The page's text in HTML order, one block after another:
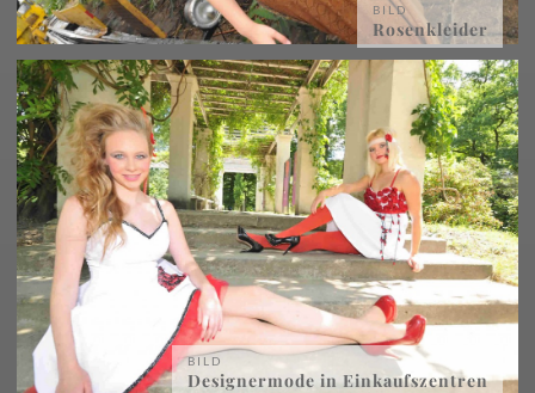
BILD
Rosenkleider
BILD
Designermode in Einkaufszentren